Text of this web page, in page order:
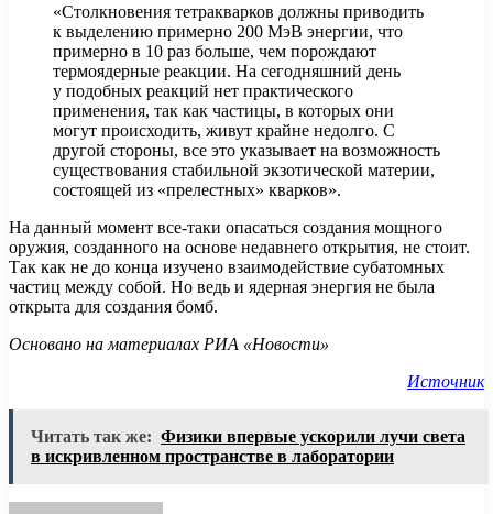
«Столкновения тетракварков должны приводить
к выделению примерно 200 МэВ энергии, что
примерно в 10 раз больше, чем порождают
термоядерные реакции. На сегодняшний день
у подобных реакций нет практического
применения, так как частицы, в которых они
могут происходить, живут крайне недолго. С
другой стороны, все это указывает на возможность
существования стабильной экзотической материи,
состоящей из «прелестных» кварков».
На данный момент все-таки опасаться создания мощного
оружия, созданного на основе недавнего открытия, не стоит.
Так как не до конца изучено взаимодействие субатомных
частиц между собой. Но ведь и ядерная энергия не была
открыта для создания бомб.
Основано на материалах РИА «Новости»
Источник
Читать так же: Физики впервые ускорили лучи света
в искривленном пространстве в лаборатории